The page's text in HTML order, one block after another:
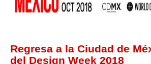
Regresa a la Ciudad de
del Design Week 2018